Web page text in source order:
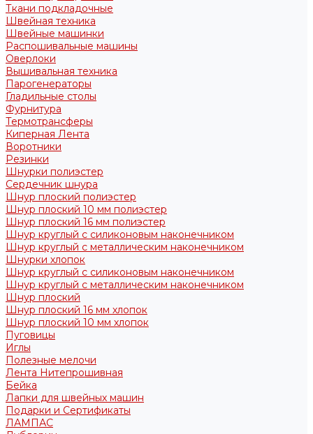
Ткани подкладочные
Швейная техника
Швейные машинки
Распошивальные машины
Оверлоки
Вышивальная техника
Парогенераторы
Гладильные столы
Фурнитура
Термотрансферы
Киперная Лента
Воротники
Резинки
Шнурки полиэстер
Сердечник шнура
Шнур плоский полиэстер
Шнур плоский 10 мм полиэстер
Шнур плоский 16 мм полиэстер
Шнур круглый с силиконовым наконечником
Шнур круглый с металлическим наконечником
Шнурки хлопок
Шнур круглый с силиконовым наконечником
Шнур круглый с металлическим наконечником
Шнур плоский
Шнур плоский 16 мм хлопок
Шнур плоский 10 мм хлопок
Пуговицы
Иглы
Полезные мелочи
Лента Нитепрошивная
Бейка
Лапки для швейных машин
Подарки и Сертификаты
ЛАМПАС